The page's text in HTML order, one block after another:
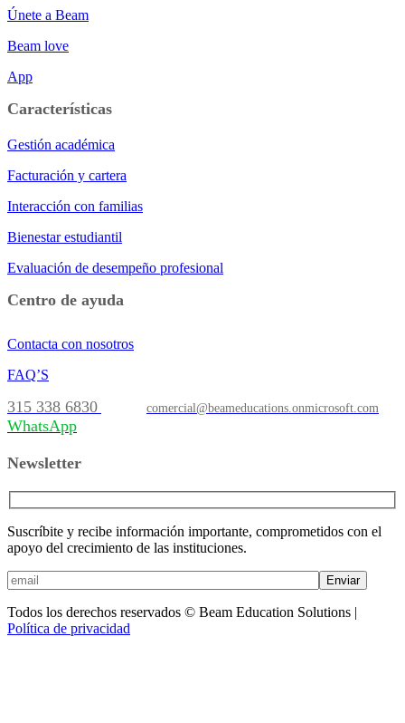
Únete a Beam
Beam love
App
Características
Gestión académica
Facturación y cartera
Interacción con familias
Bienestar estudiantil
Evaluación de desempeño profesional
Centro de ayuda
Contacta con nosotros
FAQ’S
315 338 6830 comercial@beameducations.onmicrosoft.com
WhatsApp
Newsletter
Suscríbite y recibe información importante, comprometidos con el
apoyo del crecimiento de las instituciones.
Enviar
Todos los derechos reservados © Beam Education Solutions |
Política de privacidad